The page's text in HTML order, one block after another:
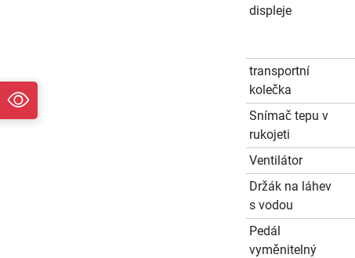
displeje
transportní
kolečka
Snímač tepu v
rukojeti
Ventilátor
Držák na láhev
s vodou
Pedál
vyměnitelný